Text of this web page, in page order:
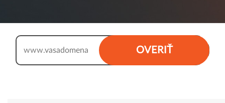
OVERIŤ
www.